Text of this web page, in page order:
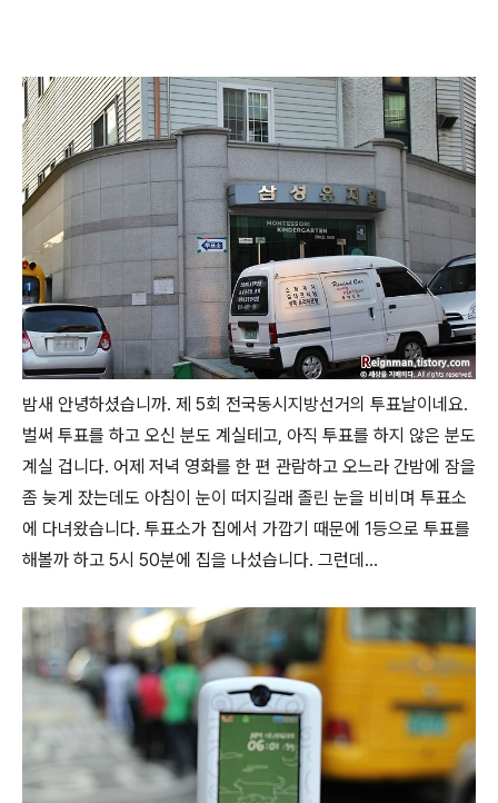
밤새 안녕하셨습니까. 제 5회 전국동시지방선거의 투표날이네요.
벌써 투표를 하고 오신 분도 계실테고, 아직 투표를 하지 않은 분도
계실 겁니다. 어제 저녁 영화를 한 편 관람하고 오느라 간밤에 잠을
좀 늦게 잤는데도 아침이 눈이 떠지길래 졸린 눈을 비비며 투표소
에 다녀왔습니다. 투표소가 집에서 가깝기 때문에 1등으로 투표를
해볼까 하고 5시 50분에 집을 나섰습니다. 그런데...